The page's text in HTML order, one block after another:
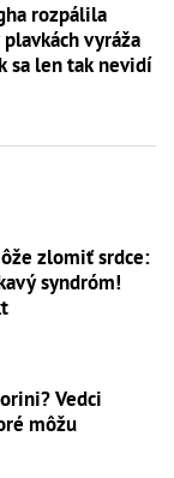
rozpálila
vyráža
sa len tak nevidí
zlomiť srdce:
syndróm!
Vedci
môžu